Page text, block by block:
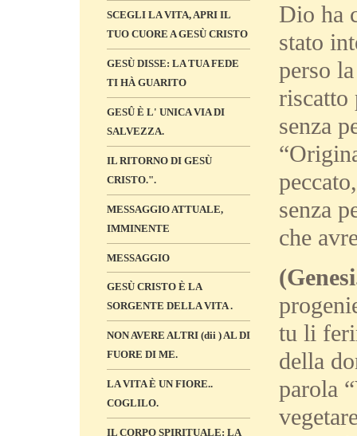
SCEGLI LA VITA, APRI IL
TUO CUORE A GESÙ CRISTO
GESÙ DISSE: LA TUA FEDE
TI HÀ GUARITO
GESÛ È L' UNICA VIA DI
SALVEZZA.
IL RITORNO DI GESÙ
CRISTO.".
MESSAGGIO ATTUALE,
IMMINENTE
MESSAGGIO
GESÙ CRISTO È LA
SORGENTE DELLA VITA .
NON AVERE ALTRI (dii ) AL DI
FUORE DI ME.
LA VITA È UN FIORE..
COGLILO.
IL CORPO SPIRITUALE: LA
Dio ha
stato
perso
riscatto
senza
senza
che
tu li
della
parola